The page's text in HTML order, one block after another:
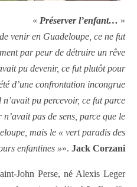
« Préserver l’enfant… »
venir en Guadeloupe, ce ne fut
par peur de détruire un rêve
pu devenir, ce fut plutôt pour
d’une confrontation incongrue
pu percevoir, ce fut parce
pas de sens, parce que le
mais le « vert paradis des
enfantines »». Jack Corzani
John Perse, né Alexis Leger